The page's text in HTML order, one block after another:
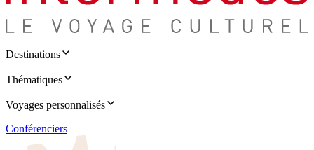
Destinations
Thématiques
Voyages personnalisés
Conférenciers